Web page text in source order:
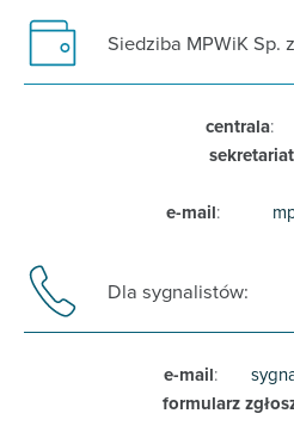
Siedziba MPWiK Sp.
centrala:
sekretariat
76
e-mail:
Dla sygnalistów:
e-mail:
formularz